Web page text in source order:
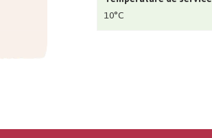
10°C